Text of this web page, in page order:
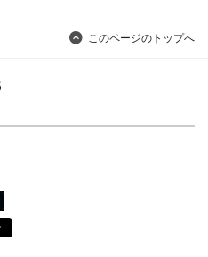
このページのトップへ